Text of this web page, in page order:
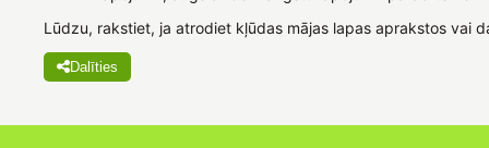
Lūdzu, rakstiet, ja atrodiet kļūdas mājas lapas aprakstos vai
Dalīties